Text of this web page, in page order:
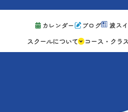
カレンダー ブログ 波ス
スクールについて
コース・クラ